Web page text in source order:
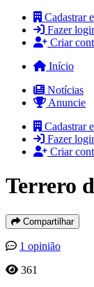
Cadastrar
Fazer
Criar
Início
Notícias
Anuncie
Cadastrar
Fazer
Criar
Terrero
Compartilhar
1 opinião
361